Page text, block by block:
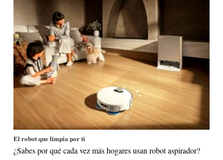
El robot que limpia por ti
¿Sabes por qué cada vez más hogares usan robot aspirador?